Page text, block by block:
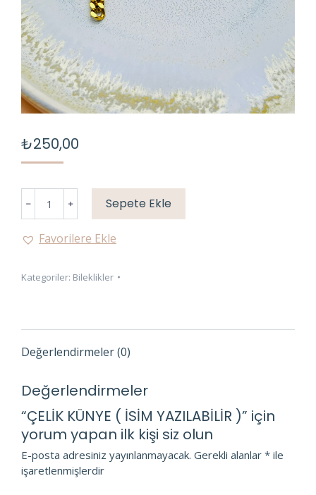
₺250,00
KÜNYE
İSİM
)
Sepete Ekle
Favorilere Ekle
Kategoriler: Bileklikler
Değerlendirmeler (0)
Değerlendirmeler
“ÇELİK KÜNYE ( İSİM YAZILABİLİR )” için
yorum yapan ilk kişi siz olun
E-posta adresiniz yayınlanmayacak. Gerekli alanlar * ile
işaretlenmişlerdir